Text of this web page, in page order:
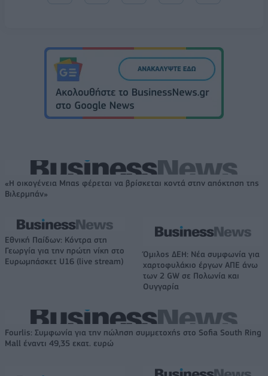
«Η οικογένεια Μπας φέρεται να βρίσκεται κοντά στην απόκτηση της
Βιλερμπάν»
Εθνική Παίδων: Κόντρα στη
Γεωργία για την πρώτη νίκη στο
Ευρωμπάσκετ U16 (live stream)
Όμιλος ΔΕΗ: Νέα συμφωνία για
χαρτοφυλάκιο έργων ΑΠΕ άνω
των 2 GW σε Πολωνία και
Ουγγαρία
Fourlis: Συμφωνία για την πώληση συμμετοχής στο Sofia South Ring
Mall έναντι 49,35 εκατ. ευρώ